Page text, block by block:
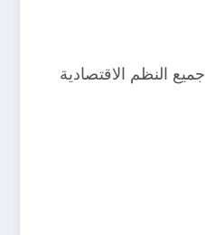
النظم الاقتصادية